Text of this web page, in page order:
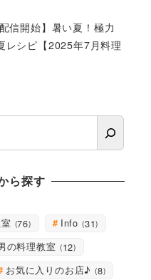
信開始】暑い夏！極力
レシピ【2025年7月料理
ら探す
76 Info 31
の料理教室
12
お気に入りのお店♪ 8